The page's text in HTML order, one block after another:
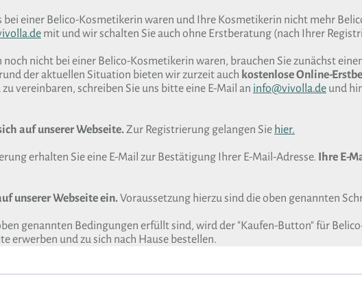
bei einer Belico-Kosmetikerin waren und Ihre Kosmetikerin nicht mehr
mit und wir schalten Sie auch ohne Erstberatung (nach Ihrer
noch nicht bei einer Belico-Kosmetikerin waren, brauchen Sie zunächst
der aktuellen Situation bieten wir zurzeit auch kostenlose Online-
vereinbaren, schreiben Sie uns bitte eine E-Mail an info@vivolla.deund
auf unserer Webseite.Zur Registrierung gelangen Siehier.
erhalten Sie eine E-Mail zur Bestätigung Ihrer E-Mail-Adresse. Ihre E-
unserer Webseite ein.Voraussetzung hierzu sind die oben genannten
genannten Bedingungen erfüllt sind, wird der "Kaufen-Button" für
erwerben und zu sich nach Hause bestellen.